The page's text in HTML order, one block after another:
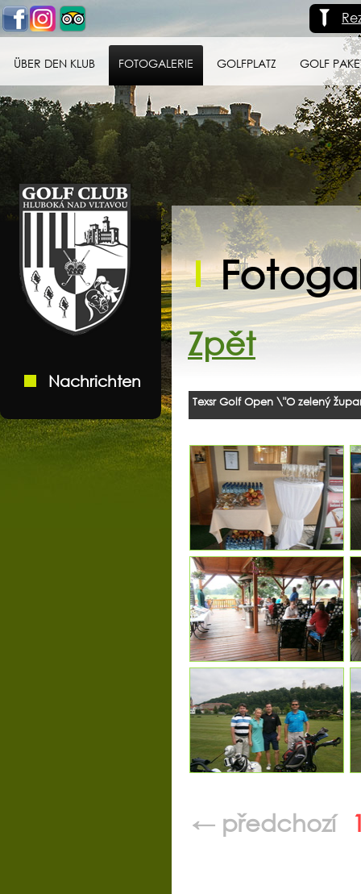
ÜBER DEN KLUB FOTOGALERIE GOLFPLATZ GOLF
Golf klub Hluboká
nad Vltavou
Nachrichten
Zpět
Texsr Golf Open \"O zelený
← předchozí